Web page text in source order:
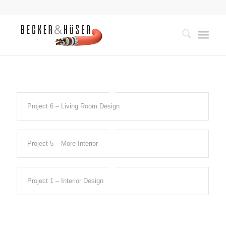
Project 6 – Living Room Design
Project 5 – More Interior
Project 1 – Interior Design